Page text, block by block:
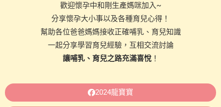
歡迎懷孕中和剛生產媽咪加入~
分享懷孕大小事以及各種育兒心得！
幫助各位爸爸媽媽接收正確哺乳、育兒知識
一起分享學習育兒經驗，互相交流討論
讓哺乳、育兒之路充滿喜悅！
2024龍寶寶